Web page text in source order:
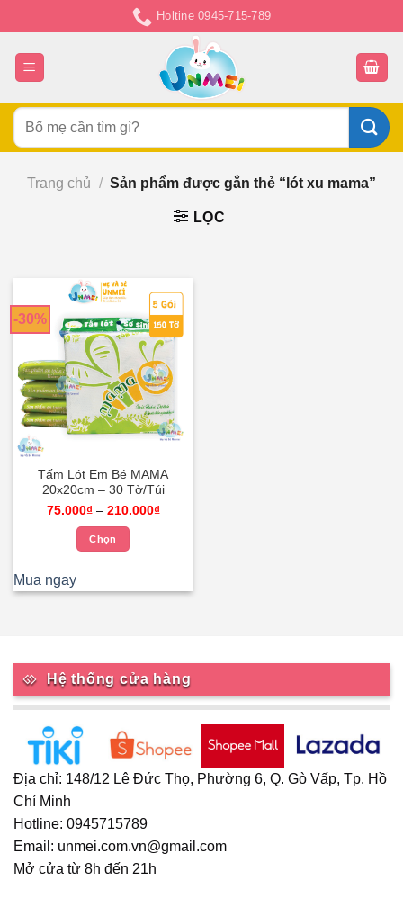
đến
nội
dung
Holtine 0945-715-789
Tìm
kiếm:
Trang chủ / Sản phẩm được gắn thẻ “lót xu mama”
LỌC
-30%
Tấm Lót Em Bé MAMA
20x20cm – 30 Tờ/Túi
75.000₫ – 210.000₫Khoảng
Chọn
này
thể.
Các
tùy
chọn
có
được
trên
trang
sản
Mua ngay
Hệ thống cửa hàng
Địa chỉ: 148/12 Lê Đức Thọ, Phường 6, Q. Gò Vấp, Tp. Hồ
Chí Minh
Hotline: 0945715789
Email: unmei.com.vn@gmail.com
Mở cửa từ 8h đến 21h